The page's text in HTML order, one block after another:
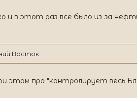
и в этот раз все было из-за
Восток
этом про "контролирует весь